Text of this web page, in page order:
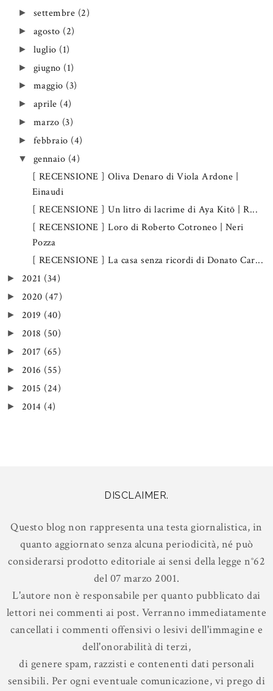
► settembre (2)
► agosto (2)
► luglio (1)
► giugno (1)
► maggio (3)
► aprile (4)
► marzo (3)
► febbraio (4)
▼ gennaio (4)
[ RECENSIONE ] Oliva Denaro di Viola Ardone |
Einaudi
[ RECENSIONE ] Un litro di lacrime di Aya Kitō | R...
[ RECENSIONE ] Loro di Roberto Cotroneo | Neri
Pozza
[ RECENSIONE ] La casa senza ricordi di Donato Car...
► 2021 (34)
► 2020 (47)
► 2019 (40)
► 2018 (50)
► 2017 (65)
► 2016 (55)
► 2015 (24)
► 2014 (4)
DISCLAIMER.
Questo blog non rappresenta una testa giornalistica, in
quanto aggiornato senza alcuna periodicità, né può
considerarsi prodotto editoriale ai sensi della legge n°62
del 07 marzo 2001.
L'autore non è responsabile per quanto pubblicato dai
lettori nei commenti ai post. Verranno immediatamente
cancellati i commenti offensivi o lesivi dell'immagine e
dell'onorabilità di terzi,
di genere spam, razzisti e contenenti dati personali
sensibili. Per ogni eventuale comunicazione, vi prego di